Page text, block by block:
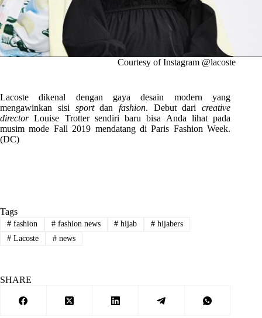
Courtesy of Instagram @lacoste
Lacoste dikenal dengan gaya desain modern yang
mengawinkan sisi sportdan fashion. Debut dari creative
directorLouise Trotter sendiri baru bisa Anda lihat pada
musim mode Fall 2019 mendatang di Paris Fashion Week.
(DC)
Tags
#fashion #fashion news # hijab # hijabers
#Lacoste #news
SHARE